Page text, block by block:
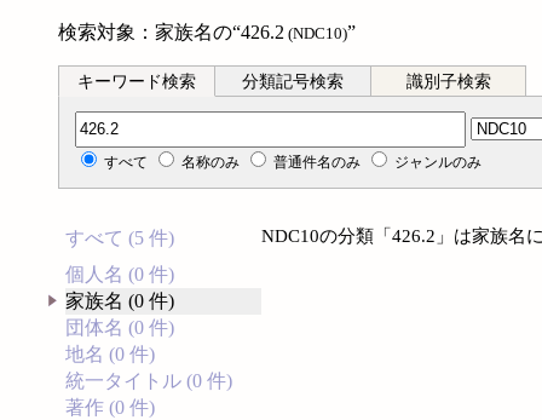
検索対象：家族名の“426.2 (NDC10)”
キーワード検索 分類記号検索 識別子検索
分類記号検索
すべて 名称のみ 普通件名のみ ジャンルのみ
すべて (5 件)
個人名 (0 件)
家族名 (0 件)
団体名 (0 件)
地名 (0 件)
統一タイトル (0 件)
著作 (0 件)
NDC10の分類「426.2」は家族名